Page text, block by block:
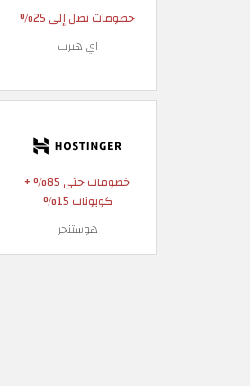
خصومات تصل إلى 25%
اي هيرب
خصومات حتى 85% +
كوبونات 15%
هوستنجر